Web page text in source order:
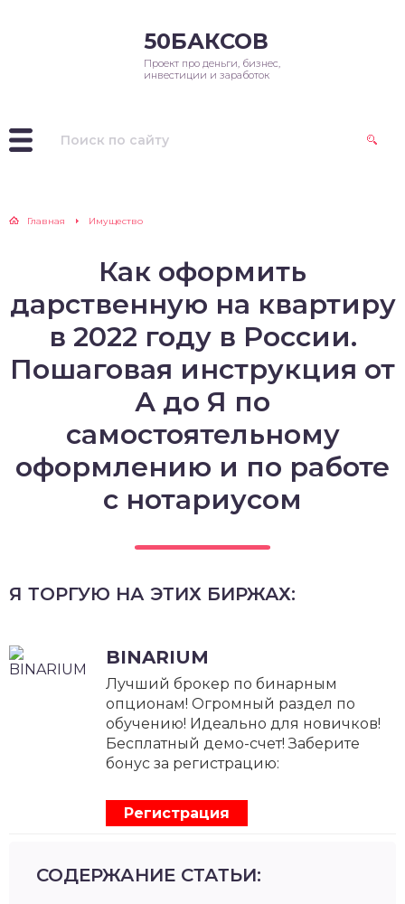
50БАКСОВ
Проект про деньги, бизнес,
инвестиции и заработок
Главная Имущество
Как оформить
дарственную на квартиру
в 2022 году в России.
Пошаговая инструкция от
А до Я по
самостоятельному
оформлению и по работе
с нотариусом
Я ТОРГУЮ НА ЭТИХ БИРЖАХ:
BINARIUM
Лучший брокер по бинарным
опционам! Огромный раздел по
обучению! Идеально для новичков!
Бесплатный демо-счет! Заберите
бонус за регистрацию:
Регистрация
СОДЕРЖАНИЕ СТАТЬИ: